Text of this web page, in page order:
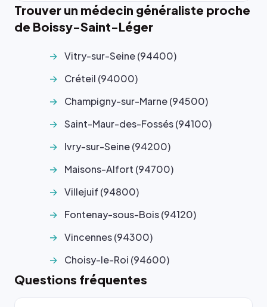
Trouver un médecin généraliste proche
de Boissy-Saint-Léger
Vitry-sur-Seine (94400)
Créteil (94000)
Champigny-sur-Marne (94500)
Saint-Maur-des-Fossés (94100)
Ivry-sur-Seine (94200)
Maisons-Alfort (94700)
Villejuif (94800)
Fontenay-sous-Bois (94120)
Vincennes (94300)
Choisy-le-Roi (94600)
Questions fréquentes